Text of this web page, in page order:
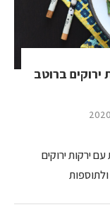
ברוטב
ירקות ירוקים